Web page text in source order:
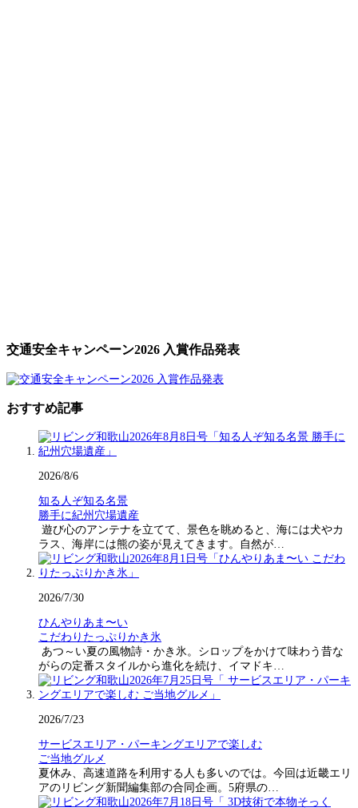
交通安全キャンペーン2026 入賞作品発表
おすすめ記事
2026/8/6
知る人ぞ知る名景
勝手に紀州穴場遺産
遊び心のアンテナを立てて、景色を眺めると、海には犬やカ
ラス、海岸には熊の姿が見えてきます。自然が…
2026/7/30
ひんやりあま〜い
こだわりたっぷりかき氷
あつ～い夏の風物詩・かき氷。シロップをかけて味わう昔な
がらの定番スタイルから進化を続け、イマドキ…
2026/7/23
サービスエリア・パーキングエリアで楽しむ
ご当地グルメ
夏休み、高速道路を利用する人も多いのでは。今回は近畿エリ
アのリビング新聞編集部の合同企画。5府県の…